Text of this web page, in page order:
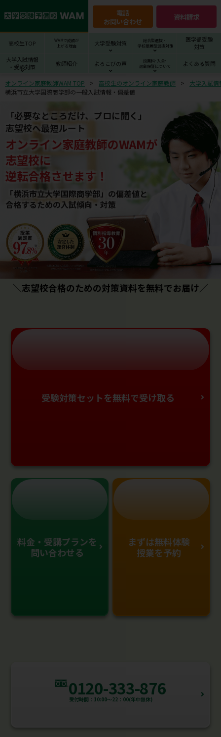
電話
お問い合わせ
資料請求
高校生TOP
WAMで成績が
上がる理由
大学受験対策
総合型選抜・
学校推薦型選抜対策
医学部受験
対策
大学入試情報
・受験対策
教師紹介 よろこびの声
授業料･入会･
返金保証について
よくある質問
オンライン家庭教師WAM TOP 高校生のオンライン家庭教師
大学入試
横浜市立大学国際商学部の一般入試情報・偏差値
「必要なところだけ、プロに聞く」
志望校へ最短ルート
オンライン家庭教師のWAMが
志望校に
逆転合格させます！
「横浜市立大学国際商学部」の偏差値と
合格するための⼊試傾向・対策
＼志望校合格のための対策資料を無料でお届け／
受験対策セットを無料で受け取る
料金・受講プランを
問い合わせる
まずは無料体験
授業を予約
0120-333-876
受付時間：10:00～22：00(年中無休)